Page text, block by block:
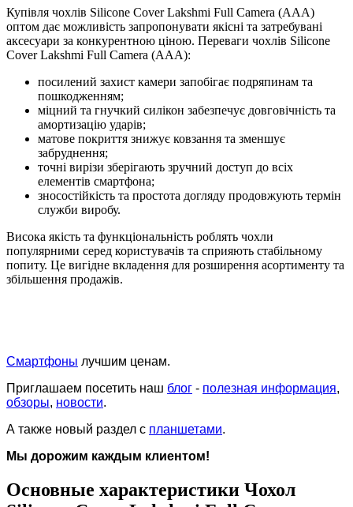
Купівля чохлів Silicone Cover Lakshmi Full Camera (AAA)
оптом дає можливість запропонувати якісні та затребувані
аксесуари за конкурентною ціною. Переваги чохлів Silicone
Cover Lakshmi Full Camera (AAA):
посилений захист камери запобігає подряпинам та
пошкодженням;
міцний та гнучкий силікон забезпечує довговічність та
амортизацію ударів;
матове покриття знижує ковзання та зменшує
забруднення;
точні вирізи зберігають зручний доступ до всіх
елементів смартфона;
зносостійкість та простота догляду продовжують термін
служби виробу.
Висока якість та функціональність роблять чохли
популярними серед користувачів та сприяють стабільному
попиту. Це вигідне вкладення для розширення асортименту та
збільшення продажів.
Смартфоны лучшим ценам.
Приглашаем посетить наш блог - полезная информация,
обзоры, новости.
А также новый раздел с планшетами.
Мы дорожим каждым клиентом!
Основные характеристики Чохол